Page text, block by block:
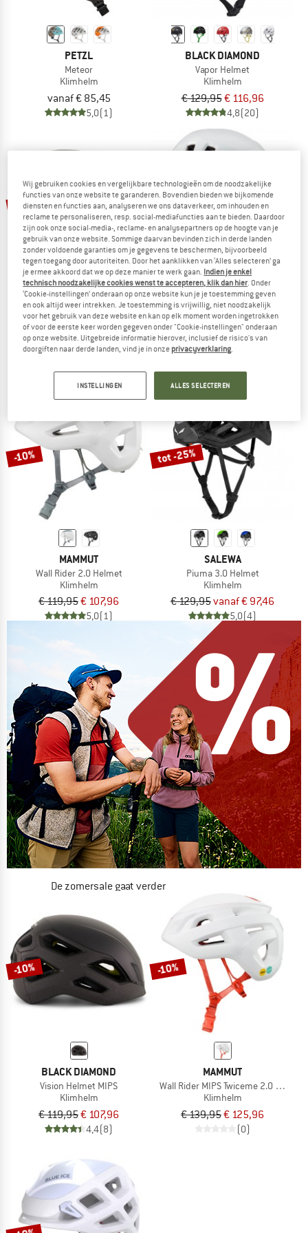
PETZL
Meteor
Klimhelm
vanaf € 85,45
5,0(1)
BLACK DIAMOND
Vapor Helmet
Klimhelm
€ 129,95€ 116,96
4,8(20)
-10%
BLACK DIAMOND
Vision Helmet
Klimhelm
€ 89,95€ 80,96
tot -15%
EDELRID
Shield II
Klimhelm
€ 79,95vanaf € 67,96
-10%
MAMMUT
Wall Rider 2.0 Helmet
Klimhelm
€ 119,95€ 107,96
5,0(1)
tot -25%
SALEWA
Piuma 3.0 Helmet
Klimhelm
€ 129,95vanaf € 97,46
5,0(4)
De zomersale gaat verder
NAAR DE SALE
-10%
BLACK DIAMOND
Vision Helmet MIPS
Klimhelm
€ 119,95€ 107,96
4,4(8)
-10%
MAMMUT
Wall Rider MIPS Twiceme 2.0 Helmet
Klimhelm
€ 139,95€ 125,96
(0)
Wij gebruiken cookies en vergelijkbare technologieën om de noodzakelijke
functies van onze website te garanderen. Bovendien bieden we bijkomende
diensten en functies aan, analyseren we ons dataverkeer, om inhouden en
reclame te personaliseren, resp. social-mediafuncties aan te bieden. Daardoor
zijn ook onze social-media-, reclame- en analysepartners op de hoogte van je
gebruik van onze website. Sommige daarvan bevinden zich in derde landen
zonder voldoende garanties om je gegevens te beschermen, bijvoorbeeld
tegen toegang door autoriteiten. Door het aanklikken van ‘Alles selecteren’ ga
je ermee akkoord dat we op deze manier te werk gaan. Indien je enkel
technisch noodzakelijke cookies wenst te accepteren, klik dan hier. Onder
‘Cookie-instellingen’ onderaan op onze website kun je je toestemming geven
en ook altijd weer intrekken. Je toestemming is vrijwillig, niet noodzakelijk
voor het gebruik van deze website en kan op elk moment worden ingetrokken
of voor de eerste keer worden gegeven onder "Cookie-instellingen" onderaan
op onze website. Uitgebreide informatie hierover, inclusief de risico's van
doorgiften naar derde landen, vind je in onze privacyverklaring.
INSTELLINGEN ALLES SELECTEREN